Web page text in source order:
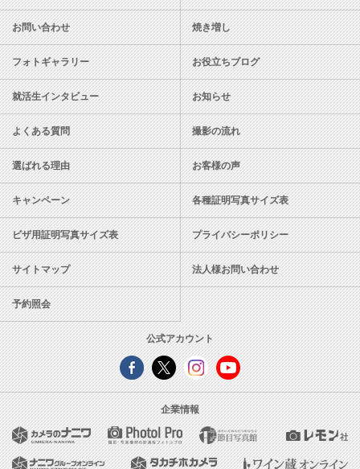
お問い合わせ 焼き増し
フォトギャラリー お役立ちブログ
就活生インタビュー お知らせ
よくある質問 撮影の流れ
選ばれる理由 お客様の声
キャンペーン 各種証明写真サイズ表
ビザ用証明写真サイズ表 プライバシーポリシー
サイトマップ 法人様お問い合わせ
予約照会
公式アカウント
企業情報